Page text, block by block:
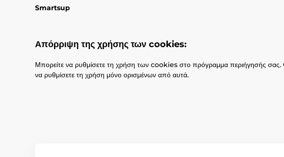
Smartsup
Απόρριψη της χρήσης των cookies:
Μπορείτε να ρυθμίσετε τη χρήση των cookies στο πρόγραμμα περιήγησής σας.
να ρυθμίσετε τη χρήση μόνο ορισμένων από αυτά.